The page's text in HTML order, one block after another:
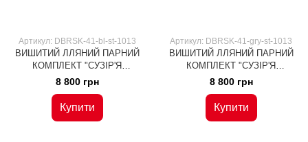
Артикул: DBRSK-41-bl-st-1013
ВИШИТИЙ ЛЛЯНИЙ ПАРНИЙ
КОМПЛЕКТ "СУЗІР'Я
ТРАДИЦІЙ" БЛАКИТНОГО
КОЛЬОРУ (DBRSK-41-bl-st),
льон
8 800 грн
Купити
Артикул: DBRSK-41-gry-st-1013
ВИШИТИЙ ЛЛЯНИЙ ПАРНИЙ
КОМПЛЕКТ "СУЗІР'Я
ТРАДИЦІЙ" СІРОГО КОЛЬОРУ
(DBRSK-41-gry-st), льон
8 800 грн
Купити